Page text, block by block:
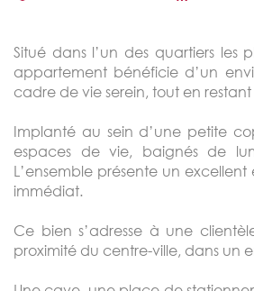
Situé dans l’un des quartiers
appartement bénéficie d’un
cadre de vie serein, tout en
Implanté au sein d’une petite
espaces de vie, baignés de
L’ensemble présente un
immédiat.
Ce bien s’adresse à une
proximité du centre-ville, dans un